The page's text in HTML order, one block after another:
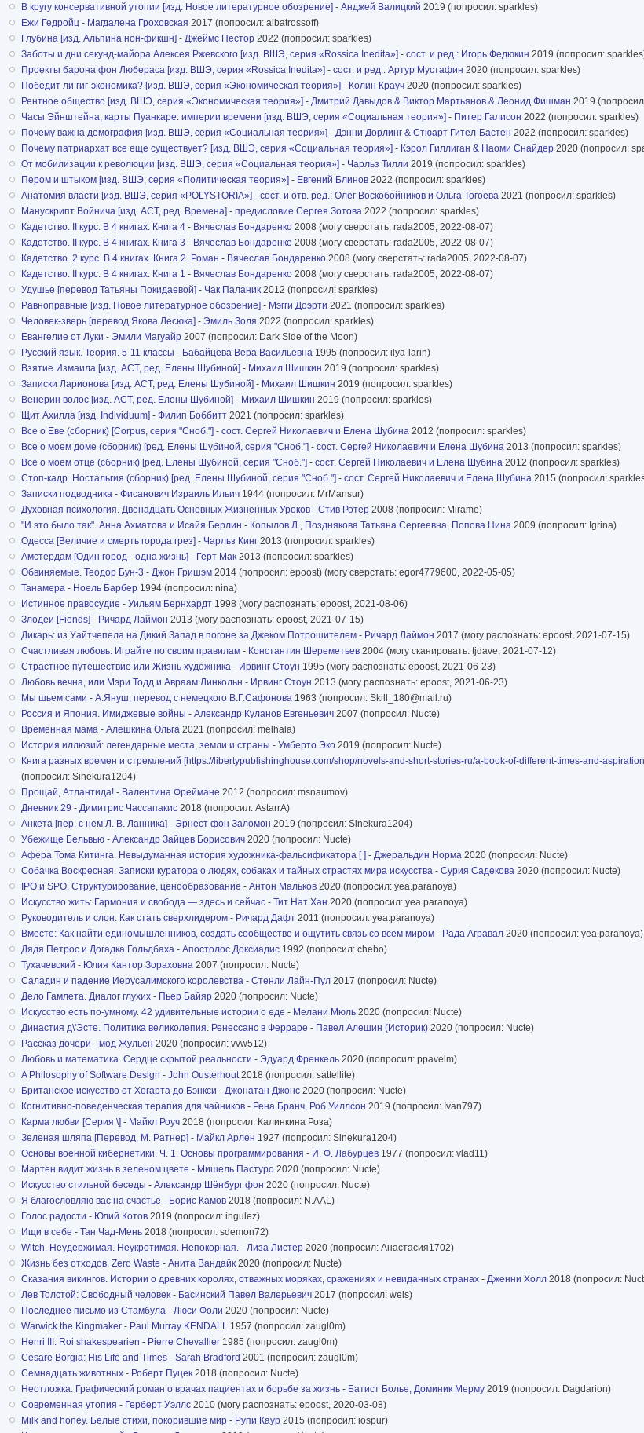
В кругу консервативной утопии [изд. Новое литературное обозрение] - Анджей Валицкий 2019 (попросил: sparkles)
Ежи Гедройц - Магдалена Гроховская 2017 (попросил: albatrossoff)
Глубина [изд. Альпина нон-фикшн] - Джеймс Нестор 2022 (попросил: sparkles)
Заботы и дни секунд-майора Алексея Ржевского [изд. ВШЭ, серия «Rossica Inedita»] - сост. и ред.: Игорь Федюкин 2019 (попросил:
Проекты барона фон Любераса [изд. ВШЭ, серия «Rossica Inedita»] - сост. и ред.: Артур Мустафин 2020 (попросил: sparkles)
Победит ли гиг-экономика? [изд. ВШЭ, серия «Экономическая теория»] - Колин Крауч 2020 (попросил: sparkles)
Рентное общество [изд. ВШЭ, серия «Экономическая теория»] - Дмитрий Давыдов & Виктор Мартьянов & Леонид Фишман 2019
Часы Эйнштейна, карты Пуанкаре: империи времени [изд. ВШЭ, серия «Социальная теория»] - Питер Галисон 2022 (попросил: sparkles)
Почему важна демография [изд. ВШЭ, серия «Социальная теория»] - Дэнни Дорлинг & Стюарт Гител-Бастен 2022 (попросил: sparkles)
Почему патриархат все еще существует? [изд. ВШЭ, серия «Социальная теория»] - Кэрол Гиллиган & Наоми Снайдер 2020 (попросил:
От мобилизации к революции [изд. ВШЭ, серия «Социальная теория»] - Чарльз Тилли 2019 (попросил: sparkles)
Пером и штыком [изд. ВШЭ, серия «Политическая теория»] - Евгений Блинов 2022 (попросил: sparkles)
Анатомия власти [изд. ВШЭ, серия «POLYSTORIA»] - сост. и отв. ред.: Олег Воскобойников и Ольга Тогоева 2021 (попросил: sparkles)
Манускрипт Войнича [изд. АСТ, ред. Времена] - предисловие Сергея Зотова 2022 (попросил: sparkles)
Кадетство. II курс. В 4 книгах. Книга 4 - Вячеслав Бондаренко 2008 (могу сверстать: rada2005, 2022-08-07)
Кадетство. II курс. В 4 книгах. Книга 3 - Вячеслав Бондаренко 2008 (могу сверстать: rada2005, 2022-08-07)
Кадетство. 2 курс. В 4 книгах. Книга 2. Роман - Вячеслав Бондаренко 2008 (могу сверстать: rada2005, 2022-08-07)
Кадетство. II курс. В 4 книгах. Книга 1 - Вячеслав Бондаренко 2008 (могу сверстать: rada2005, 2022-08-07)
Удушье [перевод Татьяны Покидаевой] - Чак Паланик 2012 (попросил: sparkles)
Равноправные [изд. Новое литературное обозрение] - Мэгги Доэрти 2021 (попросил: sparkles)
Человек-зверь [перевод Якова Лесюка] - Эмиль Золя 2022 (попросил: sparkles)
Евангелие от Луки - Эмили Магуайр 2007 (попросил: Dark Side of the Moon)
Русский язык. Теория. 5-11 классы - Бабайцева Вера Васильевна 1995 (попросил: ilya-larin)
Взятие Измаила [изд. АСТ, ред. Елены Шубиной] - Михаил Шишкин 2019 (попросил: sparkles)
Записки Ларионова [изд. АСТ, ред. Елены Шубиной] - Михаил Шишкин 2019 (попросил: sparkles)
Венерин волос [изд. АСТ, ред. Елены Шубиной] - Михаил Шишкин 2019 (попросил: sparkles)
Щит Ахилла [изд. Individuum] - Филип Боббитт 2021 (попросил: sparkles)
Все о Еве (сборник) [Corpus, серия "Сноб."] - сост. Сергей Николаевич и Елена Шубина 2012 (попросил: sparkles)
Все о моем доме (сборник) [ред. Елены Шубиной, серия "Сноб."] - сост. Сергей Николаевич и Елена Шубина 2013 (попросил: sparkles)
Все о моем отце (сборник) [ред. Елены Шубиной, серия "Сноб."] - сост. Сергей Николаевич и Елена Шубина 2012 (попросил: sparkles)
Стоп-кадр. Ностальгия (сборник) [ред. Елены Шубиной, серия "Сноб."] - сост. Сергей Николаевич и Елена Шубина 2015 (попросил:
Записки подводника - Фисанович Израиль Ильич 1944 (попросил: MrMansur)
Духовная психология. Двенадцать Основных Жизненных Уроков - Стив Ротер 2008 (попросил: Mirame)
"И это было так". Анна Ахматова и Исайя Берлин - Копылов Л., Позднякова Татьяна Сергеевна, Попова Нина 2009 (попросил: Igrina)
Одесса [Величие и смерть города грез] - Чарльз Кинг 2013 (попросил: sparkles)
Амстердам [Один город - одна жизнь] - Герт Мак 2013 (попросил: sparkles)
Обвиняемые. Теодор Бун-3 - Джон Гришэм 2014 (попросил: epoost) (могу сверстать: egor4779600, 2022-05-05)
Танамера - Ноель Барбер 1994 (попросил: nina)
Истинное правосудие - Уильям Бернхардт 1998 (могу распознать: epoost, 2021-08-06)
Злодеи [Fiends] - Ричард Лаймон 2013 (могу распознать: epoost, 2021-07-15)
Дикарь: из Уайтчепела на Дикий Запад в погоне за Джеком Потрошителем - Ричард Лаймон 2017 (могу распознать: epoost, 2021-07-15)
Счастливая любовь. Играйте по своим правилам - Константин Шереметьев 2004 (могу сканировать: tjdave, 2021-07-12)
Страстное путешествие или Жизнь художника - Ирвинг Стоун 1995 (могу распознать: epoost, 2021-06-23)
Любовь вечна, или Мэри Тодд и Авраам Линкольн - Ирвинг Стоун 2013 (могу распознать: epoost, 2021-06-23)
Мы шьем сами - А.Януш, перевод с немецкого В.Г.Сафонова 1963 (попросил: Skill_180@mail.ru)
Россия и Япония. Имиджевые войны - Александр Куланов Евгеньевич 2007 (попросил: Nucte)
Временная мама - Алешкина Ольга 2021 (попросил: melhala)
История иллюзий: легендарные места, земли и страны - Умберто Эко 2019 (попросил: Nucte)
Книга разных времен и стремлений [https://libertypublishinghouse.com/shop/novels-and-short-stories-ru/a-book-of-different-times-and-
(попросил: Sinekura1204)
Прощай, Атлантида! - Валентина Фреймане 2012 (попросил: msnaumov)
Дневник 29 - Димитрис Чассапакис 2018 (попросил: AstarrA)
Анкета [пер. с нем Л. В. Ланника] - Эрнест фон Заломон 2019 (попросил: Sinekura1204)
Убежище Бельвью - Александр Зайцев Борисович 2020 (попросил: Nucte)
Афера Тома Китинга. Невыдуманная история художника-фальсификатора [ ] - Джеральдин Норма 2020 (попросил: Nucte)
Собачка Воскресная. Записки куратора о людях, собаках и тайных страстях мира искусства - Сурия Садекова 2020 (попросил: Nucte)
IPO и SPO. Структурирование, ценообразование - Антон Мальков 2020 (попросил: yea.paranoya)
Искусство жить: Гармония и свобода — здесь и сейчас - Тит Нат Хан 2020 (попросил: yea.paranoya)
Руководитель и слон. Как стать сверхлидером - Ричард Дафт 2011 (попросил: yea.paranoya)
Вместе: Как найти единомышленников, создать сообщество и ощутить связь со всем миром - Рада Агравал 2020 (попросил: yea.paranoya)
Дядя Петрос и Догадка Гольдбаха - Апостолос Доксиадис 1992 (попросил: chebo)
Тухачевский - Юлия Кантор Зораховна 2007 (попросил: Nucte)
Саладин и падение Иерусалимского королевства - Стенли Лайн-Пул 2017 (попросил: Nucte)
Дело Гамлета. Диалог глухих - Пьер Байяр 2020 (попросил: Nucte)
Искусство есть по-умному. 42 удивительные истории о еде - Мелани Мюль 2020 (попросил: Nucte)
Династия д\'Эсте. Политика великолепия. Ренессанс в Ферраре - Павел Алешин (Историк) 2020 (попросил: Nucte)
Рассказ дочери - мод Жульен 2020 (попросил: vvw512)
Любовь и математика. Сердце скрытой реальности - Эдуард Френкель 2020 (попросил: ppavelm)
A Philosophy of Software Design - John Ousterhout2018 (попросил: sattellite)
Британское искусство от Хогарта до Бэнкси - Джонатан Джонс 2020 (попросил: Nucte)
Когнитивно-поведенческая терапия для чайников - Рена Бранч, Роб Уиллсон 2019 (попросил: Ivan797)
Карма любви [Серия \] - Майкл Роуч 2018 (попросил: Калинкина Роза)
Зеленая шляпа [Перевод. М. Ратнер] - Майкл Арлен 1927 (попросил: Sinekura1204)
Основы военной кибернетики. Ч. 1. Основы программирования - И. Ф. Лабурцев 1977 (попросил: vlad11)
Мартен видит жизнь в зеленом цвете - Мишель Пастуро 2020 (попросил: Nucte)
Искусство стильной беседы - Александр Шёнбург фон 2020 (попросил: Nucte)
Я благословляю вас на счастье - Борис Камов 2018 (попросил: N.AAL)
Голос радости - Юлий Котов 2019 (попросил: ingulez)
Ищи в себе - Тан Чад-Мень 2018 (попросил: sdemon72)
Witch. Неудержимая. Неукротимая. Непокорная. - Лиза Листер 2020 (попросил: Анастасия1702)
Жизнь без отходов. Zero Waste - Анита Вандайк 2020 (попросил: Nucte)
Сказания викингов. Истории о древних королях, отважных моряках, сражениях и невиданных странах - Дженни Холл 2018 (попросил:
Лев Толстой: Свободный человек - Басинский Павел Валерьевич 2017 (попросил: weis)
Последнее письмо из Стамбула - Люси Фоли 2020 (попросил: Nucte)
Warwick the Kingmaker - Paul Murray KENDALL 1957 (попросил: zaugl0m)
Henri III: Roi shakespearien - Pierre Chevallier 1985 (попросил: zaugl0m)
Cesare Borgia: His Life and Times - Sarah Bradford 2001 (попросил: zaugl0m)
Семнадцать животных - Роберт Пуцек 2018 (попросил: Nucte)
Неотложка. Графический роман о врачах пациентах и борьбе за жизнь - Батист Болье, Доминик Мерму 2019 (попросил: Dagdarion)
Современная утопия - Герберт Уэллс 2010 (могу распознать: epoost, 2020-03-08)
Milk and honey. Белые стихи, покорившие мир - Рупи Каур 2015 (попросил: iospur)